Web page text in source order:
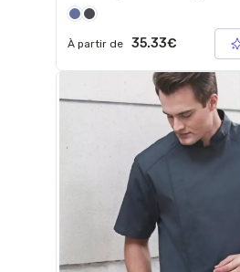
À partir de 35.33€